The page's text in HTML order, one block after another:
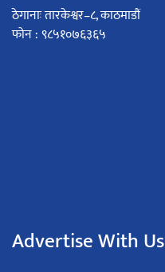
ठेगानाः तारकेश्वर–८, काठमाडौं
फोन : ९८५१०७६३६५
Advertise With Us